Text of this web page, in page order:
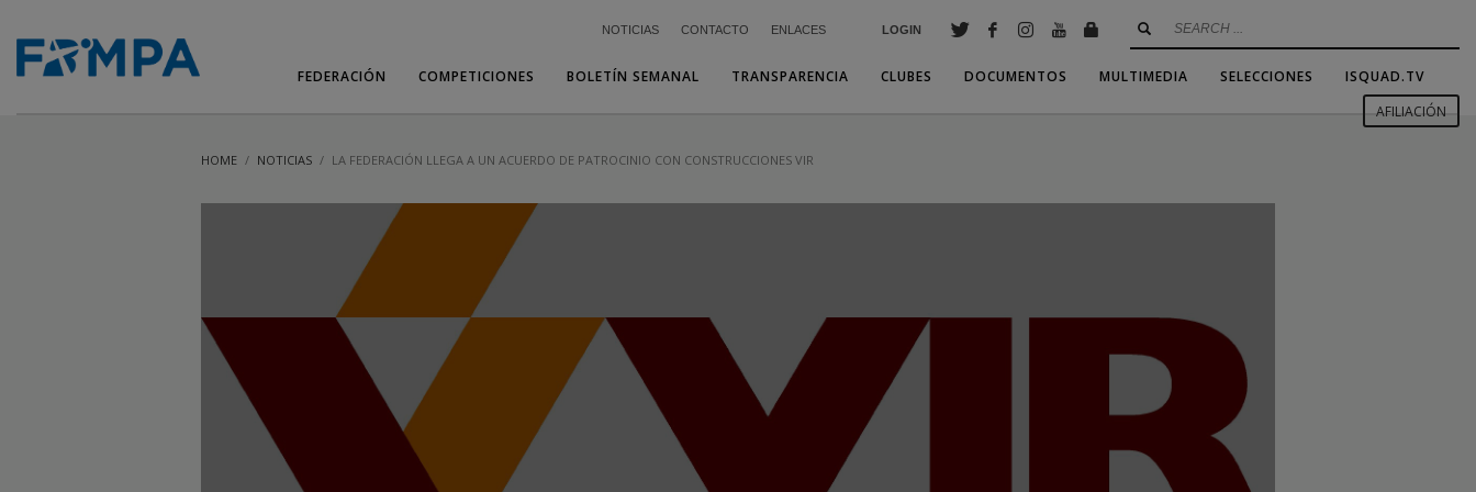
NOTICIAS CONTACTO ENLACES LOGIN
FEDERACIÓN COMPETICIONES BOLETÍN SEMANAL TRANSPARENCIA CLUBES DOCUMENTOS MULTIMEDIA SELECCIONES
ISQUAD.TV
AFILIACIÓN
HOME NOTICIAS LA FEDERACIÓN LLEGA A UN ACUERDO DE PATROCINIO CON CONSTRUCCIONES VIR